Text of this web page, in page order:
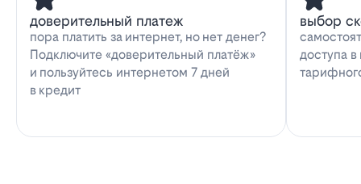
доверительный платеж
пора платить за интернет, но нет денег?
Подключите «доверительный платёж»
и пользуйтесь интернетом 7 дней
в кредит
выбор
доступа